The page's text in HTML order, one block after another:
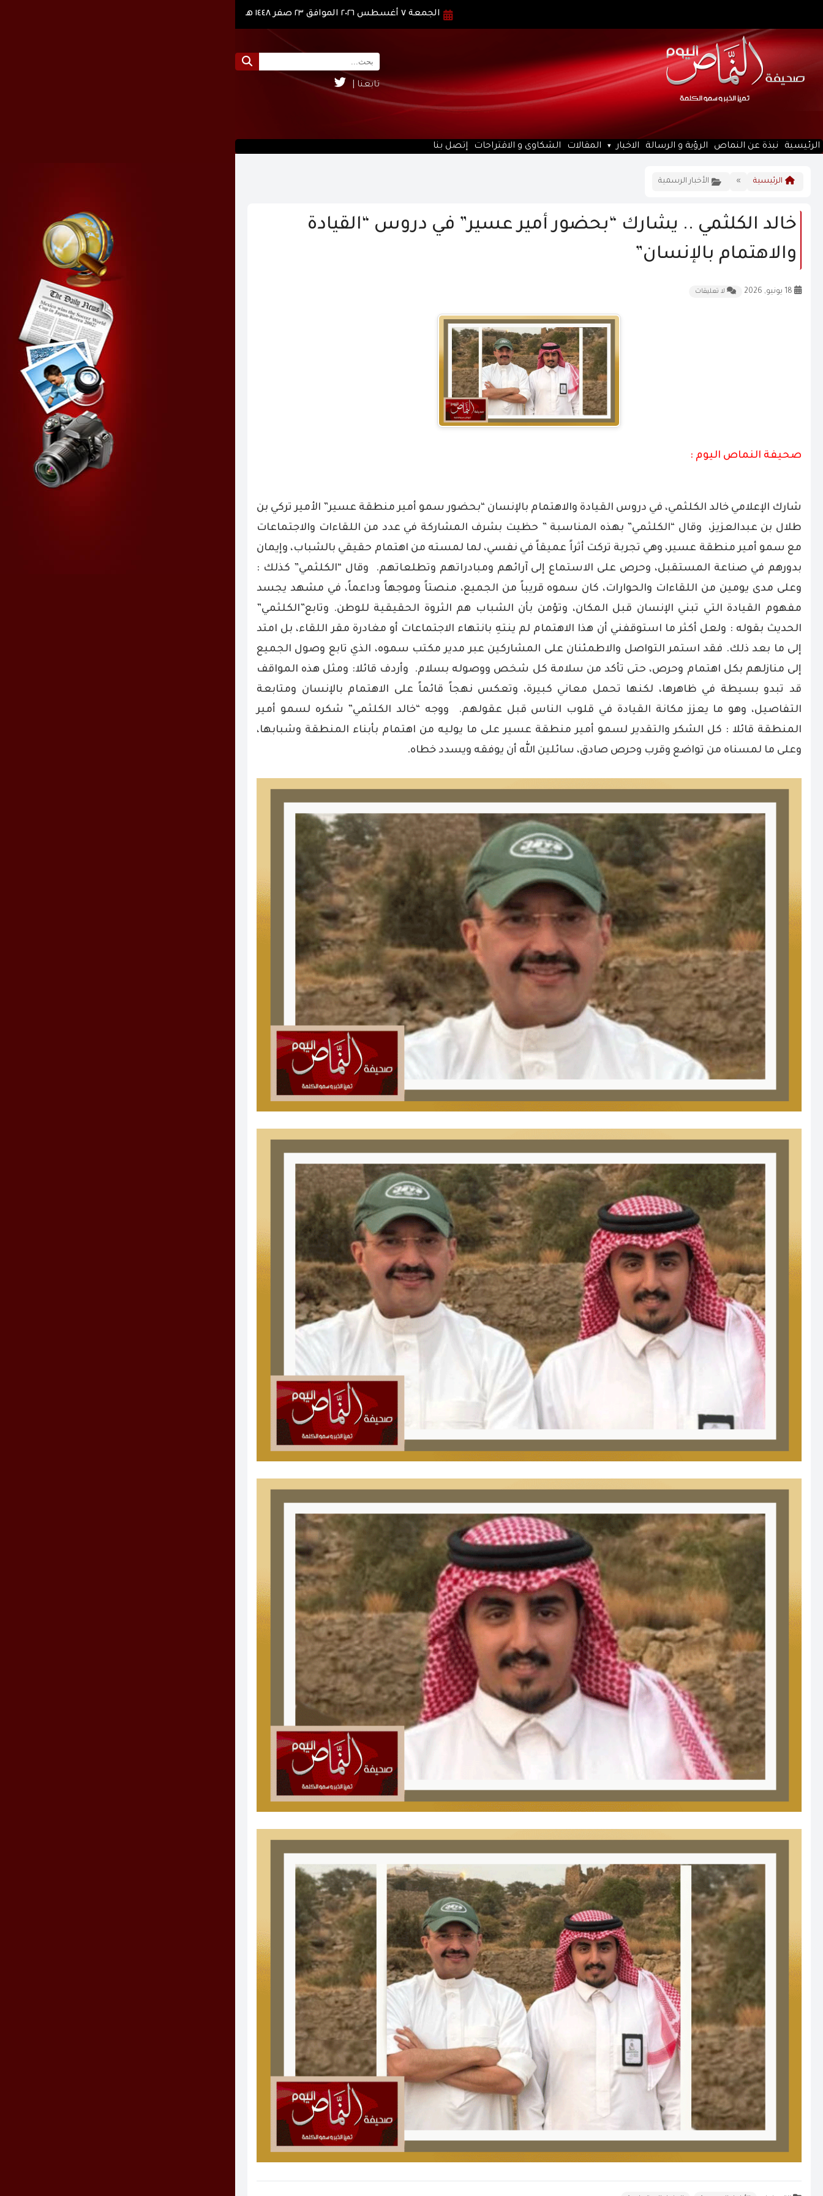
الجمعة ٧ أغسطس ٢٠٢٦ الموافق ٢٣ صفر ١٤٤٨ هـ
تابعنا |
الرئيسية نبذة عن النماص الرؤية و الرسالة الاخبار المقالات الشكاوى و الاقتراحات إتصل بنا
الرئيسية » الأخبار الرسمية
خالد الكلثمي .. يشارك “بحضور أمير عسير” في دروس “القيادة
والاهتمام بالإنسان”
لا تعليقات
صحيفة النماص اليوم :
شارك الإعلامي خالد الكلثمي، في دروس القيادة والاهتمام بالإنسان “بحضور سمو أمير منطقة عسير” الأمير تركي بن
طلال بن عبدالعزيز، وقال “الكلثمي” بهذه المناسبة ” حظيت بشرف المشاركة في عدد من اللقاءات والاجتماعات
مع سمو أمير منطقة عسير، وهي تجربة تركت أثراً عميقاً في نفسي، لما لمسته من اهتمام حقيقي بالشباب، وإيمان
بدورهم في صناعة المستقبل، وحرص على الاستماع إلى آرائهم ومبادراتهم وتطلعاتهم. وقال “الكلثمي” كذلك :
وعلى مدى يومين من اللقاءات والحوارات، كان سموه قريباً من الجميع، منصتاً وموجهاً وداعماً، في مشهد يجسد
مفهوم القيادة التي تبني الإنسان قبل المكان، وتؤمن بأن الشباب هم الثروة الحقيقية للوطن. وتابع”الكلثمي”
الحديث بقوله : ولعل أكثر ما استوقفني أن هذا الاهتمام لم ينتهِ بانتهاء الاجتماعات أو مغادرة مقر اللقاء، بل امتد
إلى ما بعد ذلك. فقد استمر التواصل والاطمئنان على المشاركين عبر مدير مكتب سموه، الذي تابع وصول الجميع
إلى منازلهم بكل اهتمام وحرص، حتى تأكد من سلامة كل شخص ووصوله بسلام. وأردف قائلا: ومثل هذه المواقف
قد تبدو بسيطة في ظاهرها، لكنها تحمل معاني كبيرة، وتعكس نهجاً قائماً على الاهتمام بالإنسان ومتابعة
التفاصيل، وهو ما يعزز مكانة القيادة في قلوب الناس قبل عقولهم. ووجه “خالد الكلثمي” شكره لسمو أمير
المنطقة قائلا : كل الشكر والتقدير لسمو أمير منطقة عسير على ما يوليه من اهتمام بأبناء المنطقة وشبابها،
وعلى ما لمسناه من تواضع وقرب وحرص صادق، سائلين الله أن يوفقه ويسدد خطاه.